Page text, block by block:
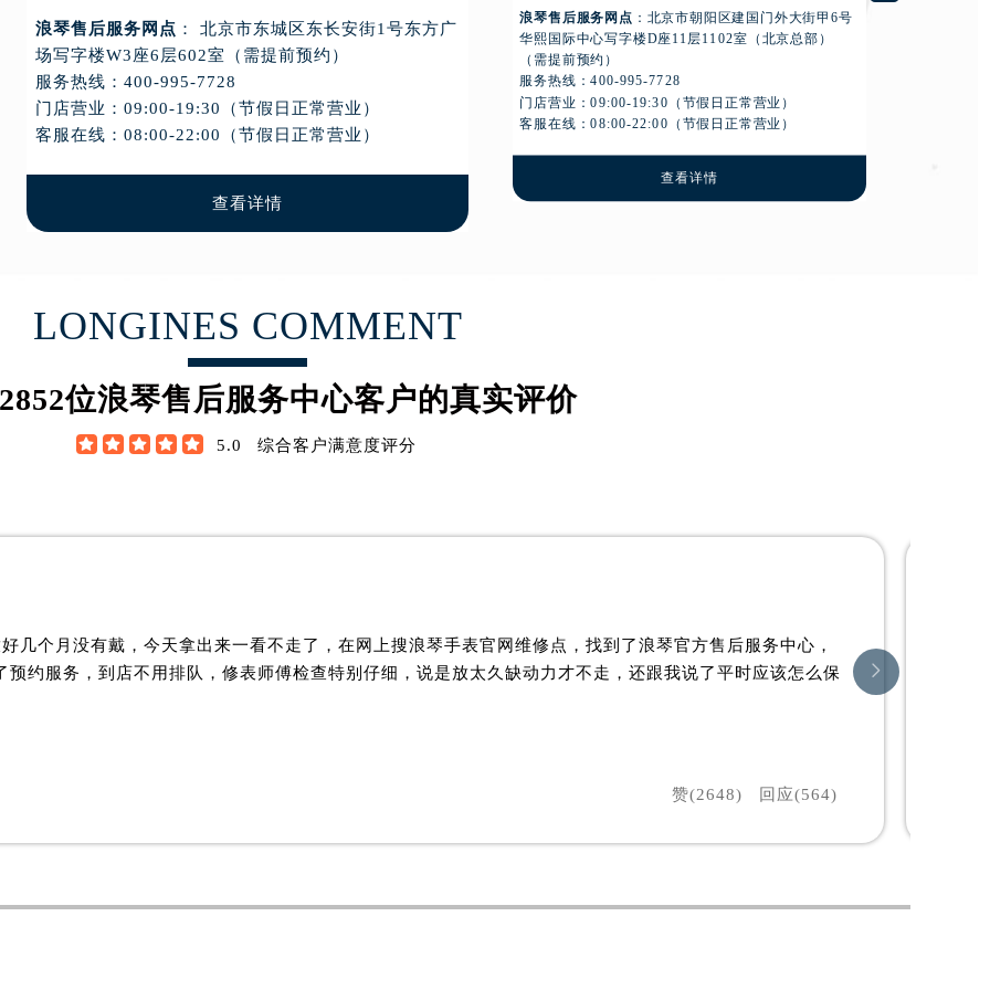
浪琴售后服务网点 ： 北京市东城区东长安街1号东方广
场写字楼W3座6层602室（需提前预约）
服务热线： 400-995-7728
门店营业：09:00-19:30（节假日正常营业）
客服在线：08:00-22:00（节假日正常营业）
查看详情
浪琴售后服务网点 ：北京市朝阳区建国门外大街甲6号
华熙国际中心写字楼D座11层1102室（北京总部）
（需提前预约）
服务热线：400-995-7728
门店营业：09:00-19:30（节假日正常营业）
客服在线：08:00-22:00（节假日正常营业）
查看详情
LONGINES COMMENT
位浪琴售后服务中心客户的真实评价
     5.0 综合客户满意度评分
几个月没有戴，今天拿出来一看不走了，在网上搜浪琴手表官网维修点，找到了浪琴官方售后服务中心，
预约服务，到店不用排队，修表师傅检查特别仔细，说是放太久缺动力才不走，还跟我说了平时应该怎么保
赞(2648) 回应(564)
